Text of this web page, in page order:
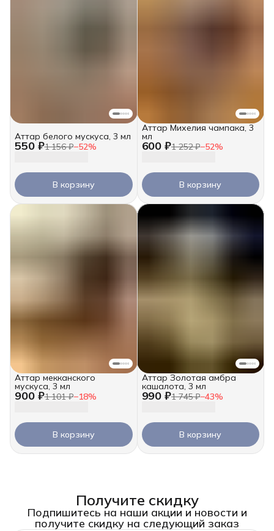
550 ₽1 156 ₽−52%
Аттар белого мускуса, 3 мл
В корзину
600 ₽1 252 ₽−52%
Аттар Михелия чампака, 3
мл
В корзину
900 ₽1 101 ₽−18%
Аттар мекканского
мускуса, 3 мл
В корзину
990 ₽1 745 ₽−43%
Аттар Золотая амбра
кашалота, 3 мл
В корзину
Получите скидку
Подпишитесь на наши акции и новости и
получите скидку на следующий заказ